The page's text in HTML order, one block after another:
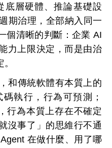
層硬體、推論基礎設
期治理，全部納入同一
個清晰的判斷：企業 AI
力上限決定，而是由治
和傳統軟體有本質上的
執行，行為可預測；
行為本質上存在不確定
沒事了」的思維行不通
在做什麼、用了哪